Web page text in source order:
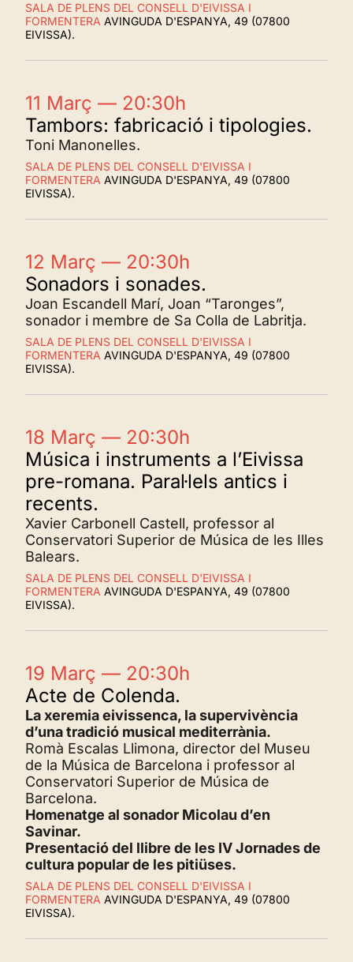
SALA DE PLENS DEL CONSELL D'EIVISSA I
FORMENTERA AVINGUDA D'ESPANYA, 49 (07800
EIVISSA).
11 Març — 20:30h
Tambors: fabricació i tipologies.
Toni Manonelles.
SALA DE PLENS DEL CONSELL D'EIVISSA I
FORMENTERA AVINGUDA D'ESPANYA, 49 (07800
EIVISSA).
12 Març — 20:30h
Sonadors i sonades.
Joan Escandell Marí, Joan “Taronges”,
sonador i membre de Sa Colla de Labritja.
SALA DE PLENS DEL CONSELL D'EIVISSA I
FORMENTERA AVINGUDA D'ESPANYA, 49 (07800
EIVISSA).
18 Març — 20:30h
Música i instruments a l’Eivissa
pre-romana. Paral·lels antics i
recents.
Xavier Carbonell Castell, professor al
Conservatori Superior de Música de les Illes
Balears.
SALA DE PLENS DEL CONSELL D'EIVISSA I
FORMENTERA AVINGUDA D'ESPANYA, 49 (07800
EIVISSA).
19 Març — 20:30h
Acte de Colenda.
La xeremia eivissenca, la supervivència
d’una tradició musical mediterrània.
Romà Escalas Llimona, director del Museu
de la Música de Barcelona i professor al
Conservatori Superior de Música de
Barcelona.
Homenatge al sonador Micolau d’en
Savinar.
Presentació del llibre de les IV Jornades de
cultura popular de les pitiüses.
SALA DE PLENS DEL CONSELL D'EIVISSA I
FORMENTERA AVINGUDA D'ESPANYA, 49 (07800
EIVISSA).